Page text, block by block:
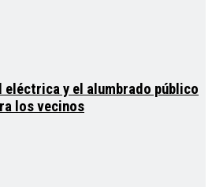
eléctrica y el alumbrado público
los vecinos